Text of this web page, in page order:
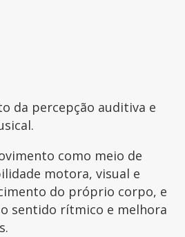
da percepção auditiva e
como meio de
motora, visual e
do próprio corpo, e
sentido rítmico e melhora